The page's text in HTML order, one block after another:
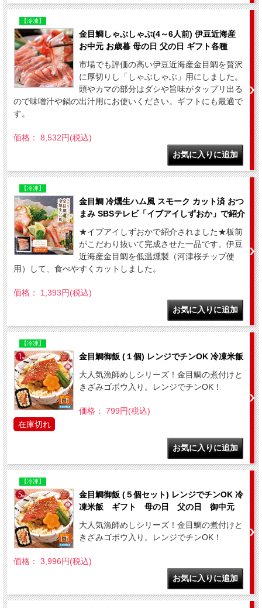
【冷凍】
金目鯛しゃぶしゃぶ(4～6人前) 伊豆近海産
お中元 お歳暮 母の日 父の日 ギフト各種
市場でも評価の高い伊豆近海産金目鯛を贅沢
に厚切りし「しゃぶしゃぶ」用にしました。
頭やカマの部分はダシや旨味がタップリ出る
ので味噌汁や鍋の出汁用にお使いください。ギフトにも最適で
す。
価格： 8,532円(税込)
【冷凍】
金目鯛 冷燻生ハム風 スモーク カット済 おつ
まみ SBSテレビ「イブアイしずおか」で紹介
★イブアイしずおかで紹介されました★板前
がこだわり抜いて完成させた一品です。伊豆
近海産金目鯛を低温燻製（河津桜チップ使
用）して、食べやすくカットしました。
価格： 1,393円(税込)
【冷凍】
金目鯛御飯 (１個) レンジでチンOK 冷凍米飯
大人気漁師めしシリーズ！金目鯛の煮付けと
きざみゴボウ入り。レンジでチンOK！
価格： 799円(税込)
在庫切れ
【冷凍】
金目鯛御飯 (５個セット) レンジでチンOK 冷
凍米飯 ギフト 母の日 父の日 御中元
大人気漁師めしシリーズ！金目鯛の煮付けと
きざみゴボウ入り。レンジでチンOK！
価格： 3,996円(税込)